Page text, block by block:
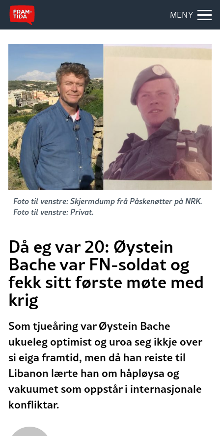
MENY
Foto til venstre: Skjermdump frå Påskenøtter på NRK.
Foto til venstre: Privat.
Då eg var 20: Øystein
Bache var FN-soldat og
fekk sitt første møte med
krig
Som tjueåring var Øystein Bache
ukueleg optimist og uroa seg ikkje over
si eiga framtid, men då han reiste til
Libanon lærte han om håpløysa og
vakuumet som oppstår i internasjonale
konfliktar.